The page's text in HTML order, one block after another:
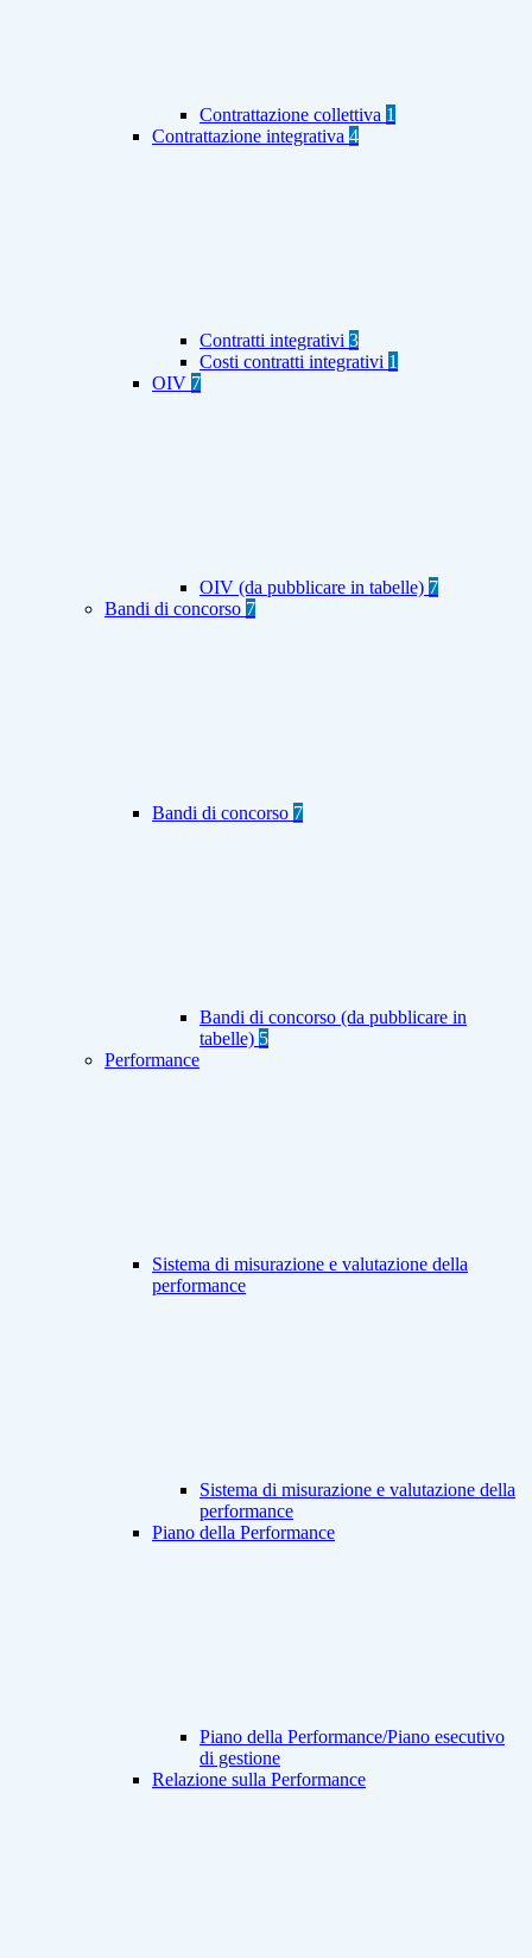
Contrattazione collettiva 1
Contrattazione integrativa 4
Contratti integrativi 3
Costi contratti integrativi 1
OIV 7
OIV (da pubblicare in tabelle) 7
Bandi di concorso 7
Bandi di concorso 7
Bandi di concorso (da pubblicare in
tabelle) 5
Performance
Sistema di misurazione e valutazione della
performance
Sistema di misurazione e valutazione della
performance
Piano della Performance
Piano della Performance/Piano esecutivo
di gestione
Relazione sulla Performance